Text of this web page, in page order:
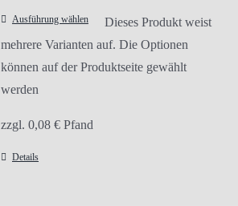
Ausführung wählen
Dieses Produkt weist
mehrere Varianten auf. Die Optionen
können auf der Produktseite gewählt
werden
zzgl. 0,08 € Pfand
Details